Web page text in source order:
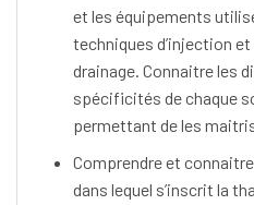
et les équipements
techniques d’injection
drainage. Connaitre les
spécificités de chaque
permettant de les
Comprendre et
dans lequel s’inscrit la